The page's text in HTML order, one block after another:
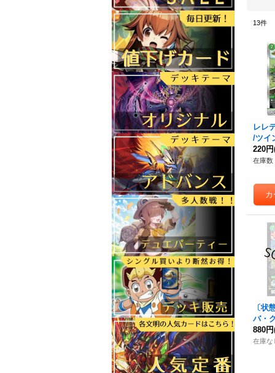
13件
レレ
/ツイ
プ【-
《自
220円
在庫数
〔状
バ・
クト
04/
880円
在庫な